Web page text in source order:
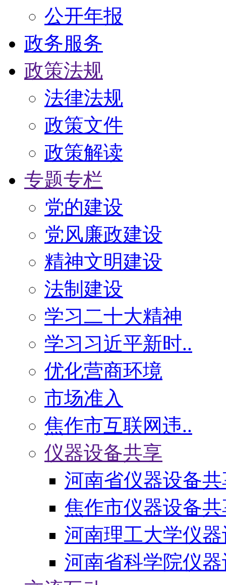
公开年报
政务服务
政策法规
法律法规
政策文件
政策解读
专题专栏
党的建设
党风廉政建设
精神文明建设
法制建设
学习二十大精神
学习习近平新时..
优化营商环境
市场准入
焦作市互联网违..
仪器设备共享
河南省仪器设备
焦作市仪器设备
河南理工大学仪
河南省科学院仪